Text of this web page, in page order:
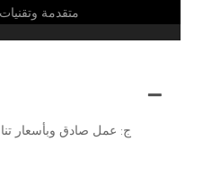
متقدمة
ج: عمل صادق وبأسعار